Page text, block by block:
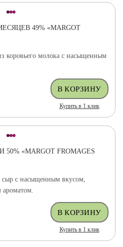
49% «MARGOT
коровьего молока с насыщенным
Купить в 1 клик
«MARGOT FROMAGES
с насыщенным вкусом,
Купить в 1 клик